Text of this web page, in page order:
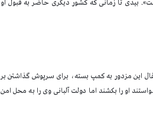
بیدی تا زمانی که کشور دیگری حاضر به قبول او
این مزدور به کمپ بسته، برای سرپوش گذاشتن بر
او را بکشند اما دولت آلبانی وی را به محل امن